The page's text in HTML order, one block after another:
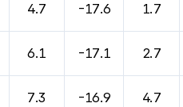
4.7 -17.6 1.7
6.1 -17.1 2.7
7.3 -16.9 4.7